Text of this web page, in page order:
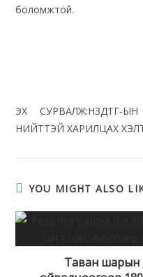
боломжтой.
ЭХ СУРВАЛЖ:НЗДТГ-
НИЙТТЭЙ ХАРИЛЦАХ
YOU MIGHT ALSO
Таван шарын